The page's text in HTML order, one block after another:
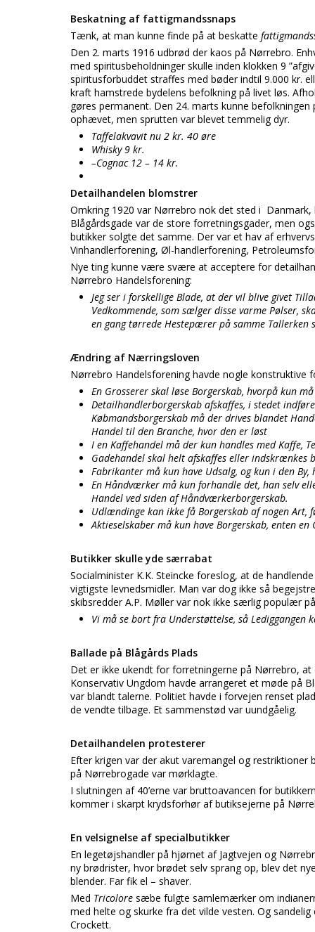
Beskatning af fattigmandssnaps
Tænk, at man kunne finde på at beskatte
Den 2. marts 1916 udbrød der kaos på Nørrebro.
med spiritusbeholdninger skulle inden klokken 9
spiritusforbuddet straffes med bøder indtil 9.000 kr.
kraft hamstrede bydelens befolkning på livet løs.
gøres permanent. Den 24. marts kunne
ophævet, men sprutten var blevet temmelig dyr.
Taffelakvavit nu 2 kr. 40 øre
Whisky 9 kr.
–Cognac 12 – 14 kr.
Detailhandelen blomstrer
Omkring 1920 var Nørrebro nok det sted i
Blågårdsgade var de store forretningsgader, men
butikker solgte det samme. Der var et hav af
Vinhandlerforening, Øl-handlerforening,
Nye ting kunne være svære at acceptere for
Nørrebro Handelsforening:
Jeg ser i forskellige Blade, at der vil blive givet
Vedkommende, som sælger disse varme Pølser,
en gang tørrede Hestepærer på samme Tallerken
Ændring af Nærringsloven
Nørrebro Handelsforening havde nogle
En Grosserer skal løse Borgerskab, hvorpå kun
Detailhandlerborgerskab afskaffes, i stedet
Købmandsborgerskab må der drives blandet
Handel til den Branche, hvor den er løst
I en Kaffehandel må der kun handles med Kaffe,
Gadehandel skal helt afskaffes eller indskrænkes
Fabrikanter må kun have Udsalg, og kun i den
En Håndværker må kun forhandle det, han selv
Handel ved siden af Håndværkerborgerskab.
Udlændinge kan ikke få Borgerskab af nogen
Aktieselskaber må kun have Borgerskab, enten
Butikker skulle yde særrabat
Socialminister K.K. Steincke foreslog, at de
vigtigste levnedsmidler. Man var dog ikke så
skibsredder A.P. Møller var nok ikke særlig populær
Vi må se bort fra Understøttelse, så
Ballade på Blågårds Plads
Det er ikke ukendt for forretningerne på Nørrebro,
Konservativ Ungdom havde arrangeret et møde på
var blandt talerne. Politiet havde i forvejen renset
de vendte tilbage. Et sammenstød var uundgåelig.
Detailhandelen protesterer
Efter krigen var der akut varemangel og restriktioner
på Nørrebrogade var mørklagte.
I slutningen af 40’erne var bruttoavancen for
kommer i skarpt krydsforhør af butiksejerne på
En velsignelse af specialbutikker
En legetøjshandler på hjørnet af Jagtvejen og
ny brødrister, hvor brødet selv sprang op, blev det
blender. Far fik el – shaver.
Med Tricolore sæbe fulgte samlemærker om
med helte og skurke fra det vilde vesten. Og
Crockett.